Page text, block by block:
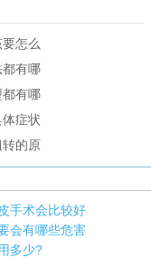
怎么
有哪
有哪
症状
的原
手术会比较好
会有哪些危害
多少?